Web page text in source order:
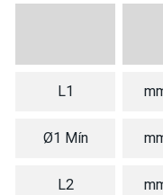
L1
Ø1 Mín
L2